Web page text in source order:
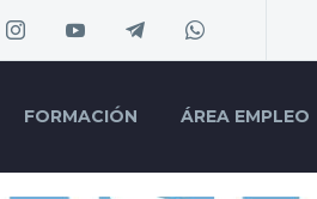
FORMACIÓN ÁREA EMPLEO